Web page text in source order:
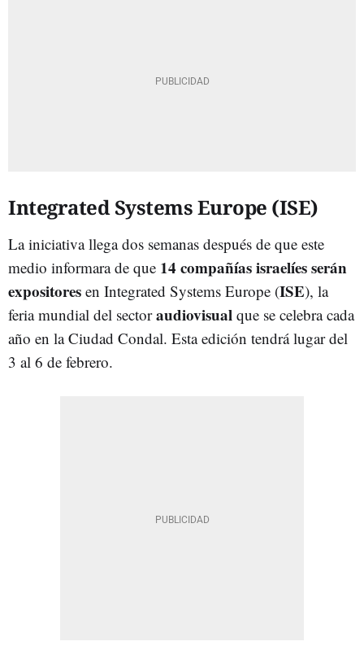
Integrated Systems Europe (ISE)
La iniciativa llega dos semanas después de que este
medio informara de que 14 compañías israelíes serán
expositores en Integrated Systems Europe (ISE), la
feria mundial del sectoraudiovisual que se celebra cada
año en la Ciudad Condal. Esta edición tendrá lugar del
3 al 6 de febrero.